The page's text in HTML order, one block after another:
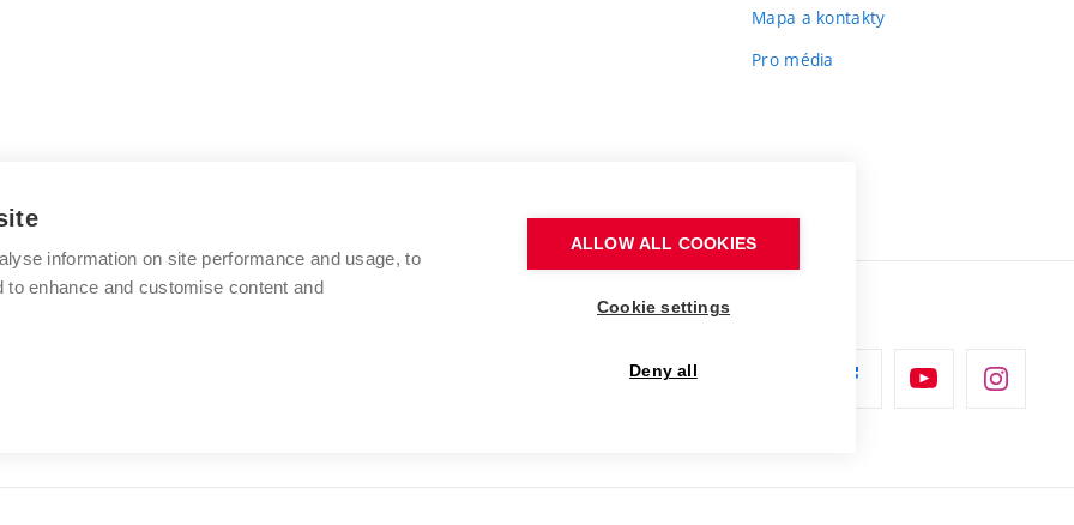
Mapa a kontakty
Pro média
information on site performance and usage, to
enhance and customise content and
ALLOW ALL COOKIES
Cookie settings
Deny all